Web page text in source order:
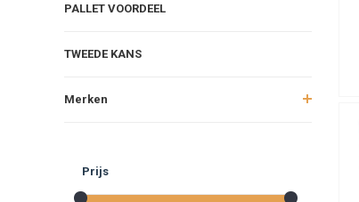
PALLET VOORDEEL
TWEEDE KANS
Merken
Prijs